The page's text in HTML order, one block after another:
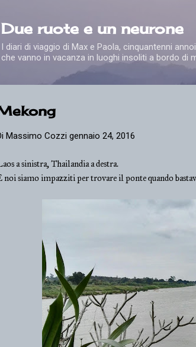
Due ruote e un neurone
I diari di viaggio di Max e Paola, cinquantenni
che vanno in vacanza in luoghi insoliti a bordo di
Massimo Cozzi gennaio 24, 2016
a sinistra, Thailandia a destra.
noi siamo impazziti per trovare il ponte quando